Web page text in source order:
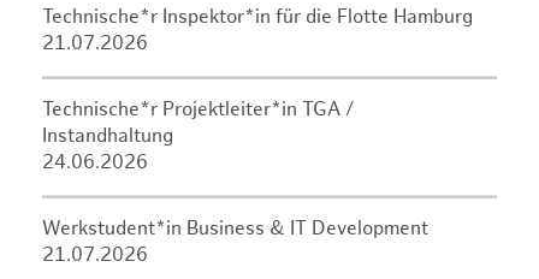
Technische*r Inspektor*in für die Flotte Hamburg
21.07.2026
Technische*r Projektleiter*in TGA /
Instandhaltung
24.06.2026
Werkstudent*in Business & IT Development
21.07.2026